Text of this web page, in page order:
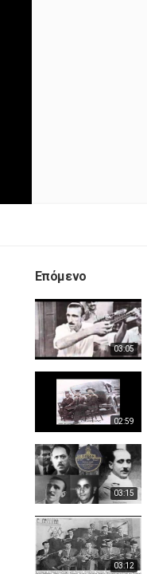
Επόμενο
03:05
02:59
03:15
03:12